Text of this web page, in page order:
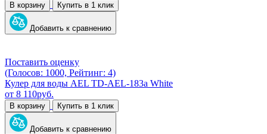
В корзину Купить в 1 клик
Добавить к сравнению
Поставить оценку
(Голосов: 1000, Рейтинг: 4)
Кулер для воды AEL TD-AEL-183a White
от 8 110руб.
В корзину Купить в 1 клик
Добавить к сравнению